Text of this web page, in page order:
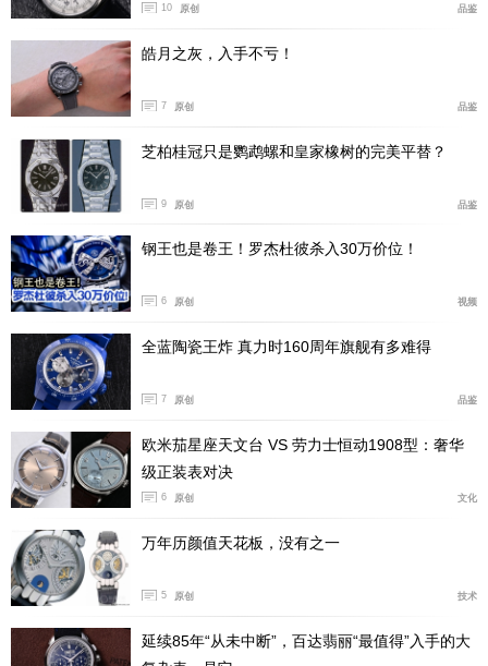
（图/文 腕表之家 YIYI）
10 原创 品鉴
皓月之灰，入手不亏！
7 原创 品鉴
芝柏桂冠只是鹦鹉螺和皇家橡树的完美平替？
9 原创 品鉴
钢王也是卷王！罗杰杜彼杀入30万价位！
6 原创 视频
全蓝陶瓷王炸 真力时160周年旗舰有多难得
7 原创 品鉴
欧米茄星座天文台 VS 劳力士恒动1908型：奢华
级正装表对决
6 原创 文化
万年历颜值天花板，没有之一
5 原创 技术
延续85年“从未中断”，百达翡丽“最值得”入手的大